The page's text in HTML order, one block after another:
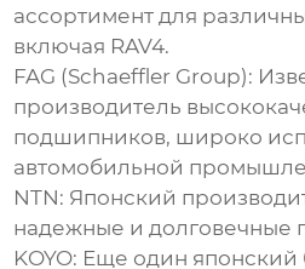
ассортимент для
включая RAV4.
FAG (Schaeffler Group):
производитель
подшипников, широко
автомобильной
NTN: Японский
надежные и долговечные
KOYO: Еще один японский